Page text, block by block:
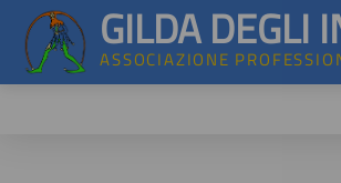
GILDA DEGLI
ASSOCIAZIONE